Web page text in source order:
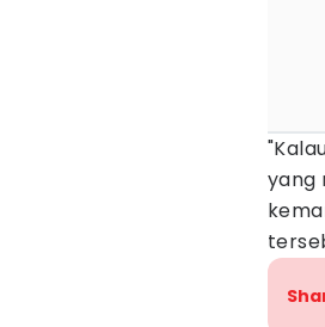
yang